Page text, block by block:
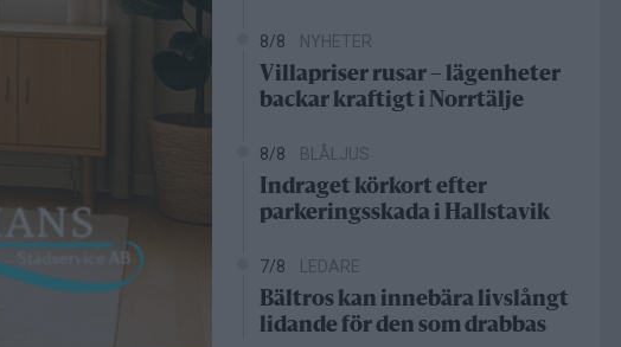
8/8 NYHETER
Villapriser rusar – lägenheter
backar kraftigt i Norrtälje
8/8 BLÅLJUS
Indraget körkort efter
parkeringsskada i Hallstavik
7/8 LEDARE
Bältros kan innebära livslångt
lidande för den som drabbas